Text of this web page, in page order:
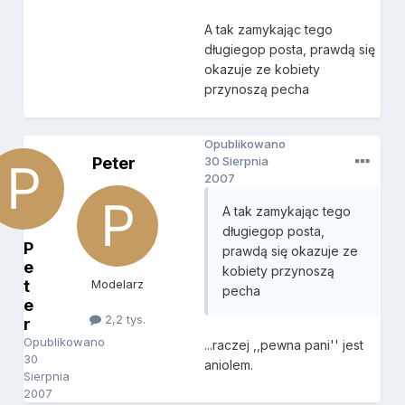
A tak zamykając tego
długiegop posta, prawdą się
okazuje ze kobiety
przynoszą pecha
P
e
t
e
r
Opublikowano
30
Sierpnia
2007
Peter
Modelarz
2,2 tys.
Opublikowano
30 Sierpnia
2007
A tak zamykając tego
długiegop posta,
prawdą się okazuje ze
kobiety przynoszą
pecha
...raczej ,,pewna pani'' jest
aniolem.